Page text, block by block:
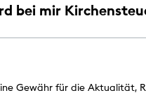
bei mir
Gewähr für die Aktualität,